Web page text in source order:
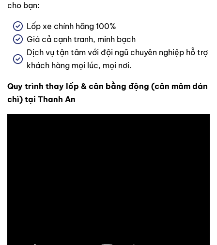
cho bạn:
Lốp xe chính hãng 100%
Giá cả cạnh tranh, minh bạch
Dịch vụ tận tâm với đội ngũ chuyên nghiệp hỗ trợ
khách hàng mọi lúc, mọi nơi.
Quy trình thay lốp & cân bằng động (cân mâm dán
chì) tại Thanh An